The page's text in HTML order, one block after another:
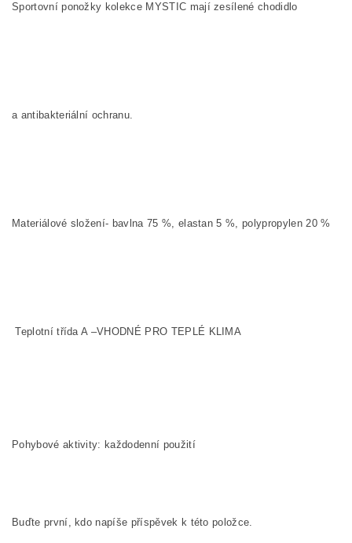
Sportovní ponožky kolekce MYSTIC mají zesílené chodidlo
a antibakteriální ochranu.
Materiálové složení- bavlna 75 %, elastan 5 %, polypropylen 20 %
Teplotní třída A –VHODNÉ PRO TEPLÉ KLIMA
Pohybové aktivity: každodenní použití
Buďte první, kdo napíše příspěvek k této položce.